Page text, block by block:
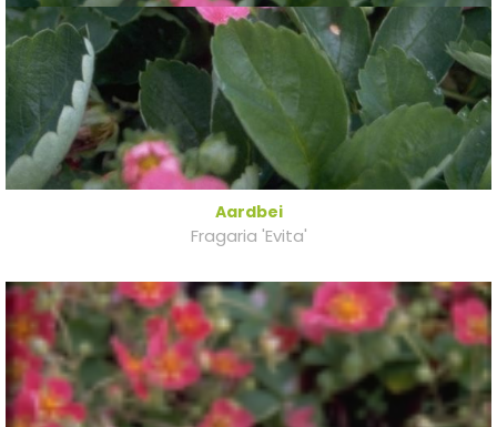
Aardbei
Fragaria 'Evita'